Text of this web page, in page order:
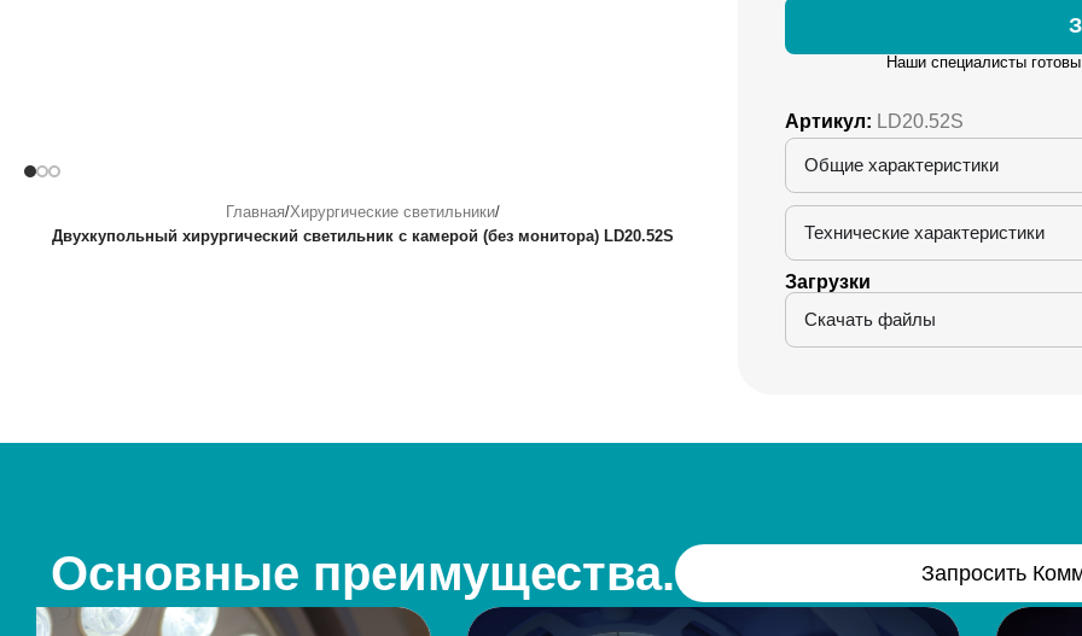
Главная/Хирургические светильники/
Двухкупольный хирургический светильник с камерой (без монитора) LD20.52S
Наши специалисты
Артикул: LD20.52S
Общие характеристики
Технические характеристики
Загрузки
Скачать файлы
Основные преимущества. Запросить